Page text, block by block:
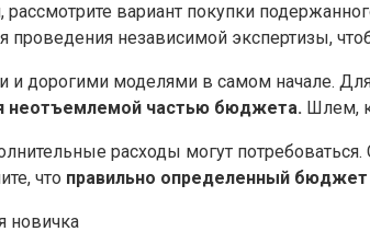
вариант покупки
проведения независимой экспертизы,
и дорогими моделями в самом начале.​
неотъемлемой частью бюджета.​ Шлем,
расходы могут
что правильно определенный